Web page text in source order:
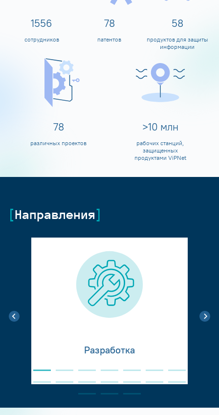
1600
сотрудников
80
патентов
60
продуктов для защиты
информации
80
различных проектов
>10 млн
рабочих станций,
защищенных
продуктами ViPNet
Направления
Разработка